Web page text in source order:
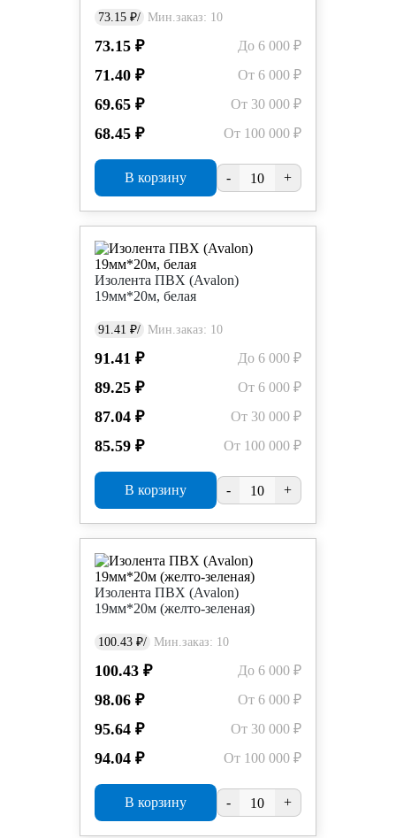
73.15 ₽/ Мин.заказ: 10
73.15 ₽ До 6 000 ₽
71.40 ₽ От 6 000 ₽
69.65 ₽ От 30 000 ₽
68.45 ₽ От 100 000 ₽
В корзину - +
Изолента ПВХ (Avalon)
19мм*20м, белая
91.41 ₽/ Мин.заказ: 10
91.41 ₽ До 6 000 ₽
89.25 ₽ От 6 000 ₽
87.04 ₽ От 30 000 ₽
85.59 ₽ От 100 000 ₽
В корзину - +
Изолента ПВХ (Avalon)
19мм*20м (желто-зеленая)
100.43 ₽/ Мин.заказ: 10
100.43 ₽ До 6 000 ₽
98.06 ₽ От 6 000 ₽
95.64 ₽ От 30 000 ₽
94.04 ₽ От 100 000 ₽
В корзину - +